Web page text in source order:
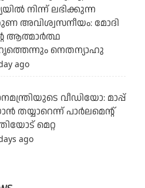
നിന്ന് ലഭിക്കുന്ന
അവിശ്വസനീയം: മോദി
ആത്മാര്‍ത്ഥ
നെതന്യാഹു
ago
വീഡിയോ: മാപ്പ്
തയ്യാറെന്ന് പാര്‍ലമെന്റ്
മെറ്റ
ago